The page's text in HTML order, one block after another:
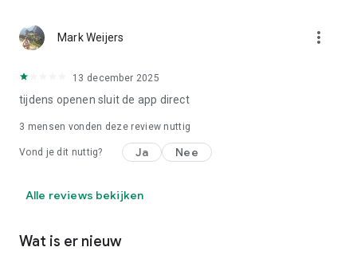
merchandising, gaming, social networks en automotive met
een passie voor alles dat met auto’s te maken heeft. We zijn
en digitale media, en jouw toegangspoort tot de wereld van
https://nl.motorsport.com/info/copyright/
https://nl.motorsport.com/info/terms-of-use/
https://nl.motorsport.com/info/legal/
Mark Weijers more_vert
13 december 2025
tijdens openen sluit de app direct
3 mensen vonden deze review nuttig
Vond je dit nuttig? Ja Nee
Alle reviews bekijken
Wat is er nieuw